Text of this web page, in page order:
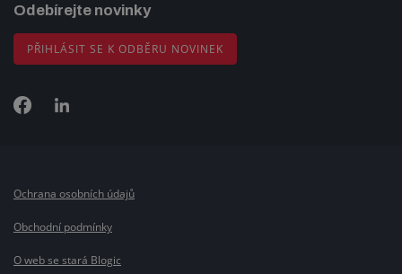
Odebírejte novinky
PŘIHLÁSIT SE K ODBĚRU NOVINEK
Ochrana osobních údajů
Obchodní podmínky
O web se stará Blogic